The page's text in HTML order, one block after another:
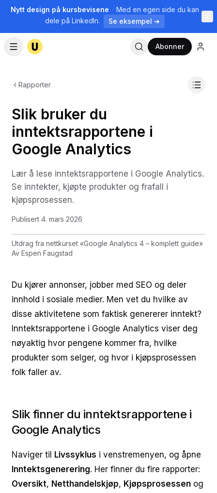
Nytt design på kursbevisene · Med en egen side du kan
dele på LinkedIn.
Se eksempel ➔
Abonner
Rapporter
Slik bruker du
inntektsrapportene i
Google Analytics
Lær å lese inntektsrapportene i Google Analytics.
Se inntekter, kjøpte produkter og frafall i
kjøpsprosessen.
Publisert 4. mars 2026
Utdrag fra nettkurset «Google Analytics 4 – komplett guide»
Av Espen Faugstad
Du kjører annonser, jobber med SEO og deler
innhold i sosiale medier. Men vet du hvilke av
disse aktivitetene som faktisk genererer inntekt?
Inntektsrapportene i Google Analytics viser deg
nøyaktig hvor pengene kommer fra, hvilke
produkter som selger, og hvor i kjøpsprosessen
folk faller av.
Slik finner du inntektsrapportene i
Google Analytics
Naviger til Livssyklus i venstremenyen, og åpne
Inntektsgenerering. Her finner du fire rapporter:
Oversikt, Netthandelskjøp, Kjøpsprosessen og